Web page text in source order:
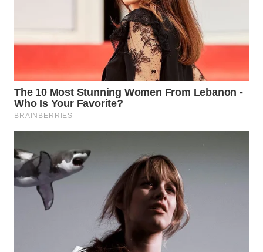
TAPANULI
WN
TANJUNG
LESUNG
KARO
WN
SIMALUNGUN
LABUHANBATU